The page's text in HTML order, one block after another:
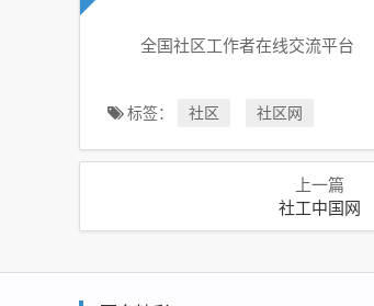
全国社区工作者在线交流平台
标签： 社区 社区网
上一篇
社工中国网